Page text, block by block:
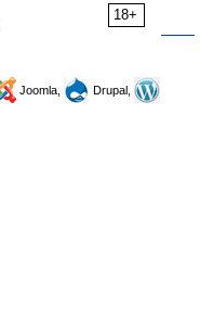
18+
Joomla,
Drupal,